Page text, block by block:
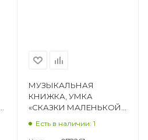
МУЗЫКАЛЬНАЯ
КНИЖКА, УМКА
«СКАЗКИ МАЛЕНЬКОЙ
Есть в наличии: 1